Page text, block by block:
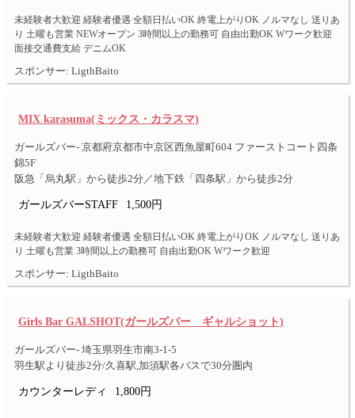
未経験者大歓迎 経験者優遇 全額日払いOK 終電上がりOK ノルマなし 送りあ
り 土曜も営業 NEWオープン 3時間以上の勤務可 自由出勤OK Wワーク歓迎
面接交通費支給 デニムOK
スポンサー: LigthBaito
MIX karasuma(ミックス・カラスマ)
ガールズバー- 京都府京都市中京区西魚屋町604 ファーストコート四条
錦5F
阪急「烏丸駅」から徒歩2分／地下鉄「四条駅」から徒歩2分
ガールズバーSTAFF 1,500円
未経験者大歓迎 経験者優遇 全額日払いOK 終電上がりOK ノルマなし 送りあ
り 土曜も営業 3時間以上の勤務可 自由出勤OK Wワーク歓迎
スポンサー: LigthBaito
Girls Bar GALSHOT(ガールズバー ギャルショット)
ガールズバー- 埼玉県羽生市南3-1-5
羽生駅より徒歩2分/久喜駅,加須駅各バスで30分圏内
カウンターレディ 1,800円